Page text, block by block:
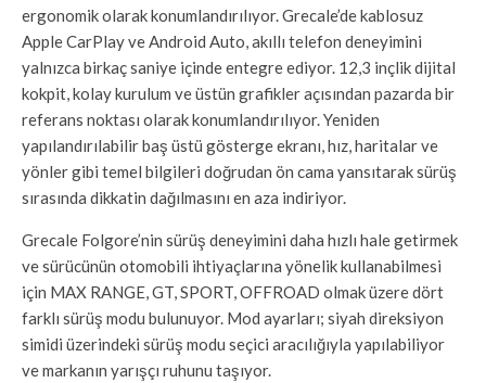
ergonomik olarak konumlandırılıyor. Grecale’de kablosuz
Apple CarPlay ve Android Auto, akıllı telefon deneyimini
yalnızca birkaç saniye içinde entegre ediyor. 12,3 inçlik dijital
kokpit, kolay kurulum ve üstün grafikler açısından pazarda bir
referans noktası olarak konumlandırılıyor. Yeniden
yapılandırılabilir baş üstü gösterge ekranı, hız, haritalar ve
yönler gibi temel bilgileri doğrudan ön cama yansıtarak sürüş
sırasında dikkatin dağılmasını en aza indiriyor.
Grecale Folgore’nin sürüş deneyimini daha hızlı hale getirmek
ve sürücünün otomobili ihtiyaçlarına yönelik kullanabilmesi
için MAX RANGE, GT, SPORT, OFFROAD olmak üzere dört
farklı sürüş modu bulunuyor. Mod ayarları; siyah direksiyon
simidi üzerindeki sürüş modu seçici aracılığıyla yapılabiliyor
ve markanın yarışçı ruhunu taşıyor.